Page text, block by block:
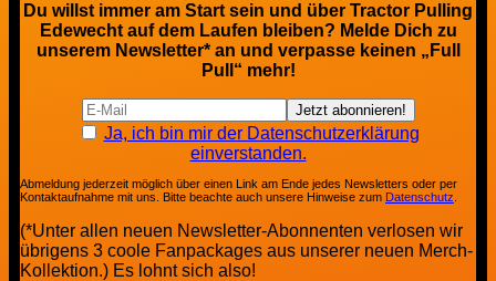
Du willst immer am Start sein und über Tractor Pulling
Edewecht auf dem Laufen bleiben? Melde Dich zu
unserem Newsletter* an und verpasse keinen „Full
Pull“ mehr!
Ja, ich bin mir der Datenschutzerklärung
einverstanden.
Abmeldung jederzeit möglich über einen Link am Ende jedes Newsletters oder per
Kontaktaufnahme mit uns. Bitte beachte auch unsere Hinweise zum Datenschutz
(*Unter allen neuen Newsletter-Abonnenten verlosen wir
übrigens 3 coole Fanpackages aus unserer neuen Merch-
Kollektion.) Es lohnt sich also!